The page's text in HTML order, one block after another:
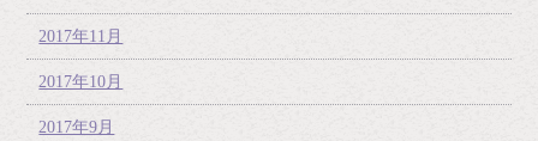
2017年11月
2017年10月
2017年9月